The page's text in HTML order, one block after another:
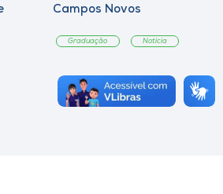
Campos Novos
Graduação Notícia